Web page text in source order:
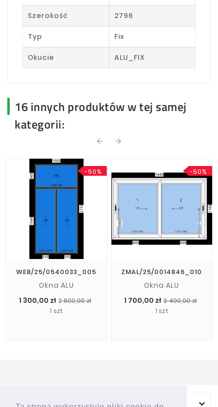
Szerokość 2796
Typ Fix
Okucie ALU_FIX
16 innych produktów w tej samej
kategorii:
arrow_back arrow_forward
-50%
WEB/25/0540033_005
Okna ALU
1 300,00 zł 2 600,00 zł
1 szt
-50%
ZMAL/25/0014846_010
Okna ALU
1 700,00 zł 3 400,00 zł
1 szt
NASZA FIRMA 